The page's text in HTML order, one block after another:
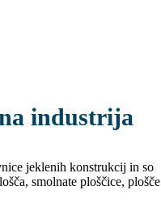
industrija
jeklenih konstrukcij in so
smolnate ploščice, plošče